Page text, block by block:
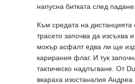
напусна битката след падане.
Към средата на дистанцията
трасето започва да изсъхва
мокър асфалт едва ли ще
карирания флаг. И тук
тактическо надлъгване. От
вкараха изостаналия